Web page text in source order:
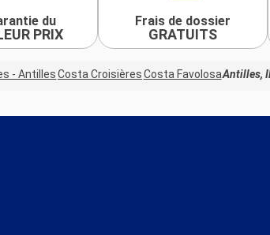
du
PRIX
Frais de dossier
GRATUITS
- AntillesCosta CroisièresCosta FavolosaAntilles,